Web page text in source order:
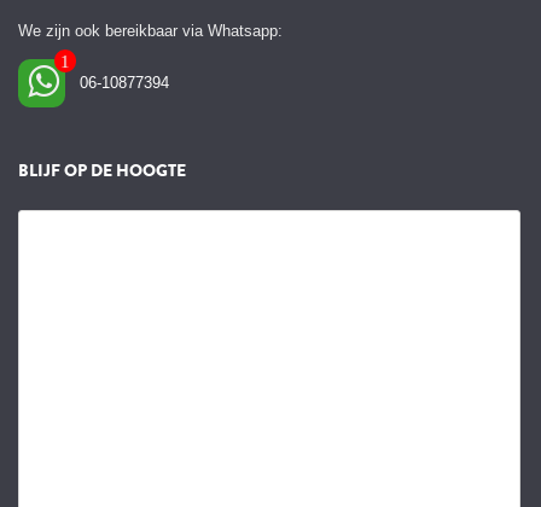
We zijn ook bereikbaar via Whatsapp:
06-10877394
BLIJF OP DE HOOGTE